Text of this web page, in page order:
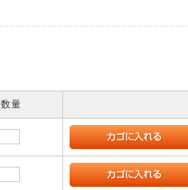
数量